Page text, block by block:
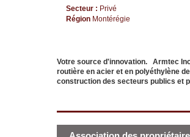
Secteur : Privé
Région Montérégie
Votre source d'innovation. Armtec
routière en acier et en polyéthylène
construction des secteurs publics et